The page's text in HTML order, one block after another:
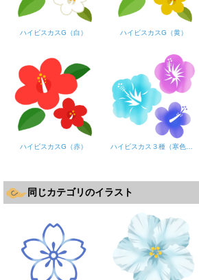
ハイビスカスG（白） ハイビスカスG（黄）
ハイビスカスG（赤） ハイビスカス３種（寒色系）
同じカテゴリのイラスト